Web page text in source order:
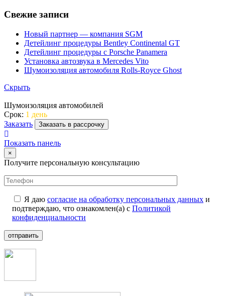
Свежие записи
Новый партнер — компания SGM
Детейлинг процедуры Bentley Continental GT
Детейлинг процедуры с Porsche Panamera
Установка автозвука в Mercedes Vito
Шумоизоляция автомобиля Rolls-Royce Ghost
Скрыть
Шумоизоляция автомобилей
Срок: 1 день
Заказать
Заказать в рассрочку
Показать панель
×
Получите персональную консультацию
Я даю согласие на обработку персональных данных и
подтверждаю, что ознакомлен(а) с Политикой
конфиденциальности
отправить